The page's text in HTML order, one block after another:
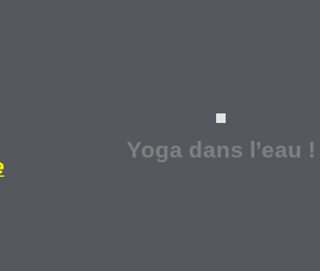
Yoga dans l’eau !